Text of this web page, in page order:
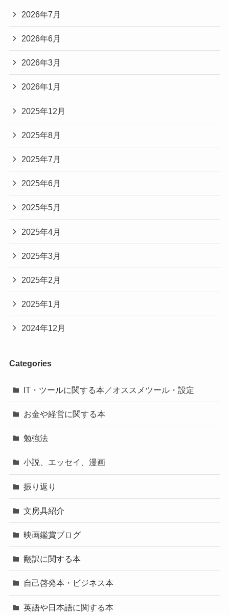
2026年7月
2026年6月
2026年3月
2026年1月
2025年12月
2025年8月
2025年7月
2025年6月
2025年5月
2025年4月
2025年3月
2025年2月
2025年1月
2024年12月
Categories
IT・ツールに関する本／オススメツール・設定
お金や経営に関する本
勉強法
小説、エッセイ、漫画
振り返り
文房具紹介
映画鑑賞ブログ
翻訳に関する本
自己啓発本・ビジネス本
英語や日本語に関する本